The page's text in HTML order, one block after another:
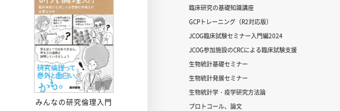
みんなの研究倫理入門
臨床研究の基礎知識講座
GCPトレーニング（R2対応版）
JCOG臨床試験セミナー入門編2024
JCOG参加施設のCRCによる臨床試験支援
生物統計基礎セミナー
生物統計発展セミナー
生物統計学・疫学研究方法論
プロトコール、論文